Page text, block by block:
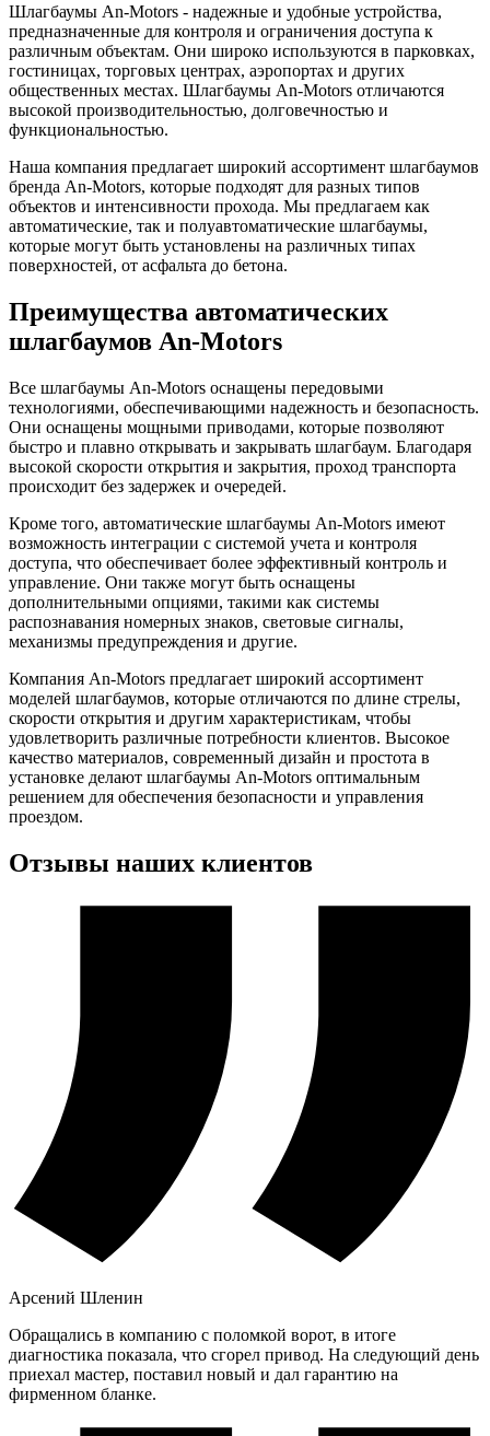
Шлагбаумы An-Motors - надежные и удобные устройства,
предназначенные для контроля и ограничения доступа к
различным объектам. Они широко используются в парковках,
гостиницах, торговых центрах, аэропортах и других
общественных местах. Шлагбаумы An-Motors отличаются
высокой производительностью, долговечностью и
функциональностью.
Наша компания предлагает широкий ассортимент шлагбаумов
бренда An-Motors, которые подходят для разных типов
объектов и интенсивности прохода. Мы предлагаем как
автоматические, так и полуавтоматические шлагбаумы,
которые могут быть установлены на различных типах
поверхностей, от асфальта до бетона.
Преимущества автоматических
шлагбаумов An-Motors
Все шлагбаумы An-Motors оснащены передовыми
технологиями, обеспечивающими надежность и безопасность.
Они оснащены мощными приводами, которые позволяют
быстро и плавно открывать и закрывать шлагбаум. Благодаря
высокой скорости открытия и закрытия, проход транспорта
происходит без задержек и очередей.
Кроме того, автоматические шлагбаумы An-Motors имеют
возможность интеграции с системой учета и контроля
доступа, что обеспечивает более эффективный контроль и
управление. Они также могут быть оснащены
дополнительными опциями, такими как системы
распознавания номерных знаков, световые сигналы,
механизмы предупреждения и другие.
Компания An-Motors предлагает широкий ассортимент
моделей шлагбаумов, которые отличаются по длине стрелы,
скорости открытия и другим характеристикам, чтобы
удовлетворить различные потребности клиентов. Высокое
качество материалов, современный дизайн и простота в
установке делают шлагбаумы An-Motors оптимальным
решением для обеспечения безопасности и управления
проездом.
Отзывы наших клиентов
Арсений Шленин
Обращались в компанию с поломкой ворот, в итоге
диагностика показала, что сгорел привод. На следующий день
приехал мастер, поставил новый и дал гарантию на
фирменном бланке.